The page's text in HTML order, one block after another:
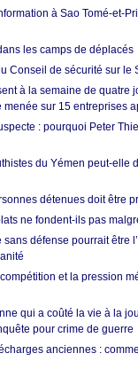
à Sao Tomé-et-
les camps de déplacés
Conseil de sécurité sur le
à la semaine de quatre
menée sur 15 entreprises
: pourquoi Peter
du Yémen peut-elle
détenues doit être
ne fondent-ils pas
défense pourrait être
et la pression
qui a coûté la vie à la
pour crime de guerre
anciennes :